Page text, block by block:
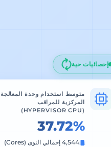
إحصائيات حية
متوسط استخدام وحدة المعالجة
المركزية للمراقب
(HYPERVISOR CPU)
37.72%
4,544 إجمالي النوى (Cores)